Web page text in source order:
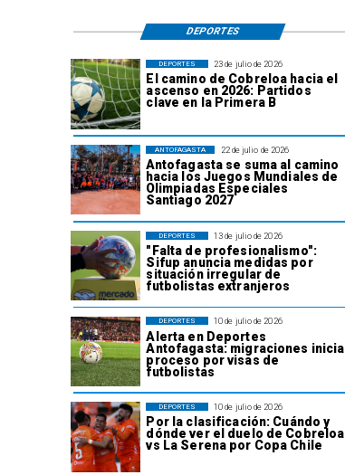
23 de julio de 2026
El camino de Cobreloa hacia el
ascenso en 2026: Partidos
clave en la Primera B
DEPORTES
22 de julio de 2026
Antofagasta se suma al camino
hacia los Juegos Mundiales de
Olimpiadas Especiales
Santiago 2027
ANTOFAGASTA
13 de julio de 2026
"Falta de profesionalismo":
Sifup anuncia medidas por
situación irregular de
futbolistas extranjeros
DEPORTES
10 de julio de 2026
Alerta en Deportes
Antofagasta: migraciones inicia
proceso por visas de
futbolistas
DEPORTES
10 de julio de 2026
Por la clasificación: Cuándo y
dónde ver el duelo de Cobreloa
vs La Serena por Copa Chile
DEPORTES
DEPORTES